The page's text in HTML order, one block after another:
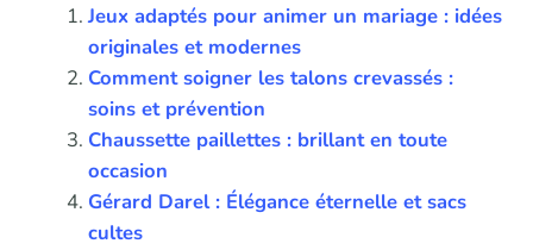
Jeux adaptés pour animer un mariage : idées
originales et modernes
Comment soigner les talons crevassés :
soins et prévention
Chaussette paillettes : brillant en toute
occasion
Gérard Darel : Élégance éternelle et sacs
cultes